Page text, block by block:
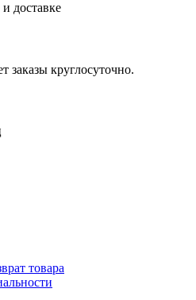
доставке
заказы круглосуточно.
товара